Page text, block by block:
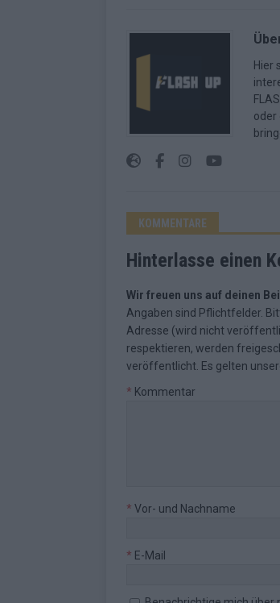
Hier
oder
KOMMENTARE
Hinterlasse einen
Wir freuen uns auf deinen
Angaben sind Pflichtfelder.
Adresse (wird nicht
respektieren, werden
veröffentlicht. Es gelten
* Kommentar
* Vor- und Nachname
* E-Mail